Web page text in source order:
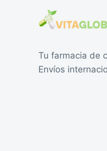
Tu farmacia de
Envíos